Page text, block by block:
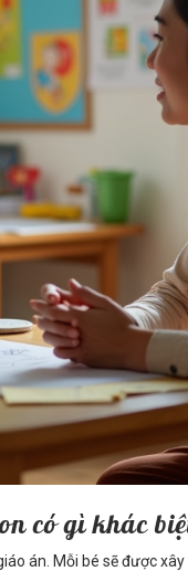
có gì khác
án. Mỗi bé sẽ được